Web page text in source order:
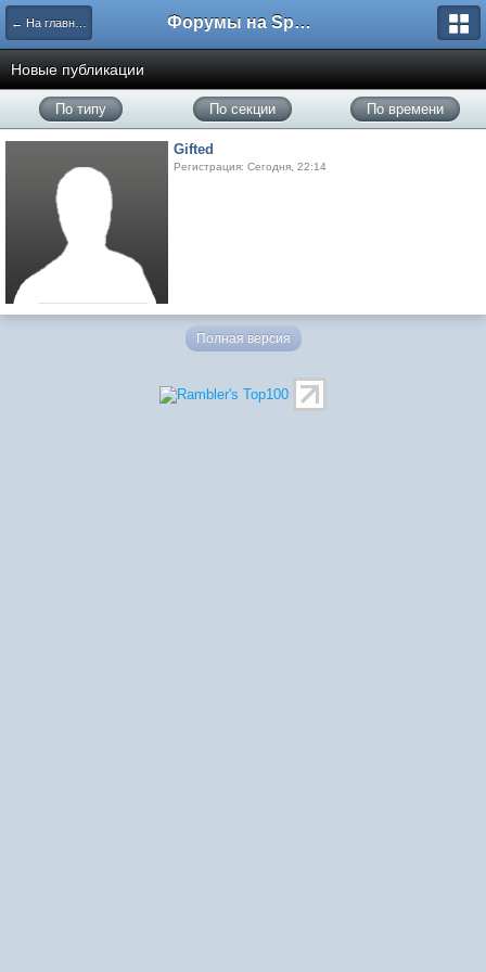
← На главную Форумы на Sportbox.ru
Новые публикации
По типу По секции По времени
Gifted
Регистрация: Сегодня, 22:14
Полная версия